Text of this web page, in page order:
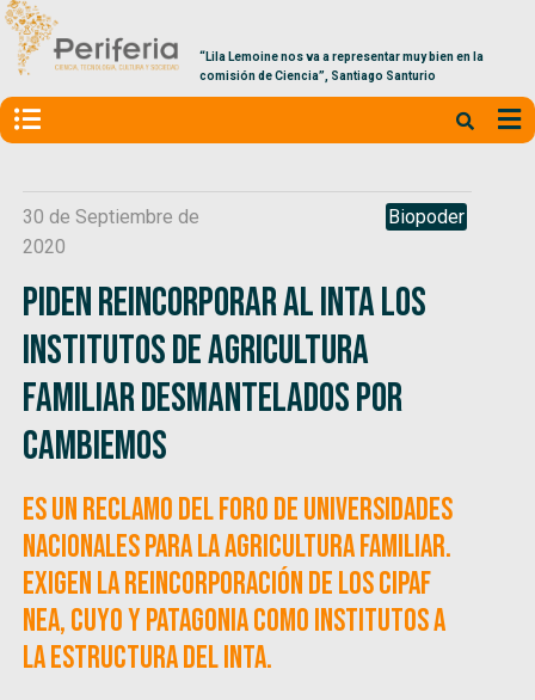
“Lila Lemoine nos va a representar muy bien en la
comisión de Ciencia”, Santiago Santurio
30 de Septiembre de
2020
Biopoder
Piden reincorporar al INTA los
Institutos de Agricultura
Familiar desmantelados por
Cambiemos
Es un reclamo del Foro de Universidades
Nacionales para la Agricultura Familiar.
Exigen la reincorporación de los CIPAF
NEA, Cuyo y Patagonia como Institutos a
la estructura del INTA.